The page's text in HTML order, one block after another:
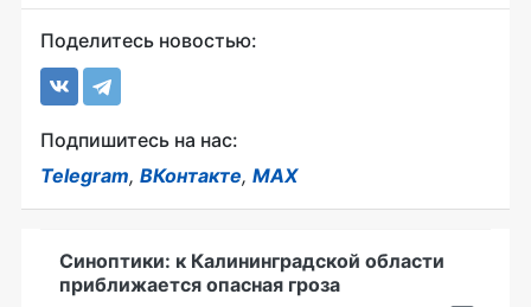
Поделитесь новостью:
Подпишитесь на нас:
Telegram, ВКонтакте, MAX
Синоптики: к Калининградской области
приближается опасная гроза